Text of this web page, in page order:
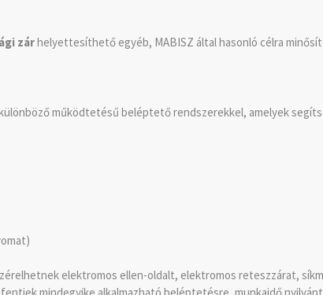
zárhelyettesíthető egyéb, MABISZ által hasonló célra
működtetésű beléptető rendszerekkel, amelyek
elektromos ellen-oldalt, elektromos reteszzárat,